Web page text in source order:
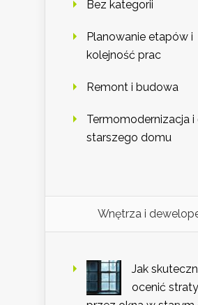
Bez kategorii
Planowanie etapów i
kolejność prac
Remont i budowa
Termomodernizacja
starszego domu
Wnętrza i
Jak
ocenić